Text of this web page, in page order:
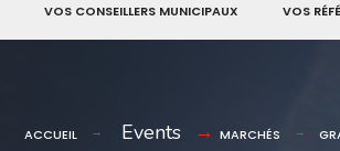
VOS CONSEILLERS MUNICIPAUX VOS
ACCUEIL Events MARCHÉS